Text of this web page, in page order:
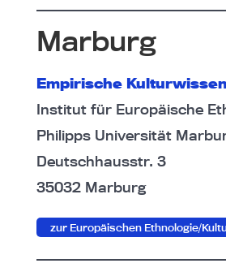
Marburg
Empirische
Institut für Europäische
Philipps Universität
Deutschhausstr. 3
35032 Marburg
zur Europäischen Ethnologie/